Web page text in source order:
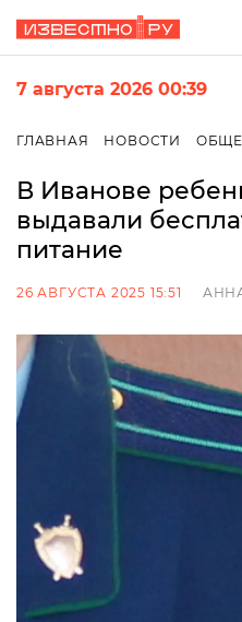
7 августа 2026 00:39
ГЛАВНАЯ НОВОСТИ
В Иванове
выдавали
питание
26 АВГУСТА 2025 15:51